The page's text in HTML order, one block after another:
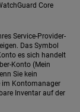
Core
Service-Provider-
Das Symbol
es sich handelt
Konto (Mein
Sie kein
im Kontomanager
Inventar auf der